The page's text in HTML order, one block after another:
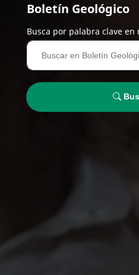
Boletín Geológico
Busca por palabra clave en